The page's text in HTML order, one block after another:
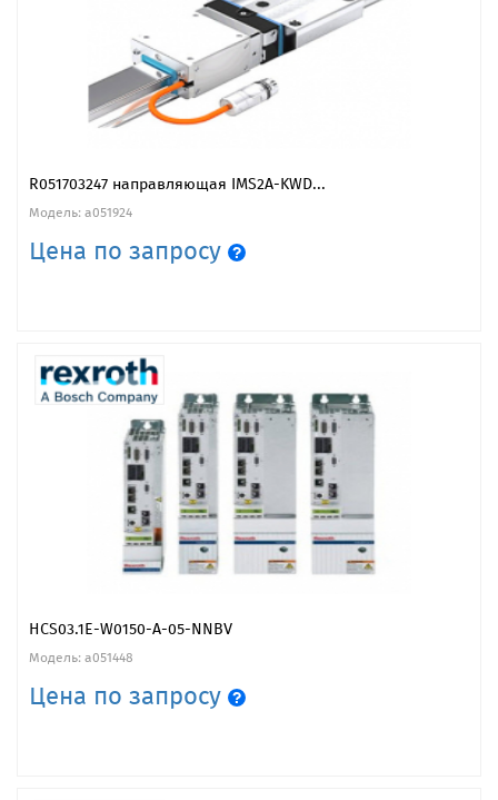
R051703247 направляющая IMS2A-KWD...
Модель: a051924
Цена по запросу
HCS03.1E-W0150-А-05-NNBV
Модель: a051448
Цена по запросу